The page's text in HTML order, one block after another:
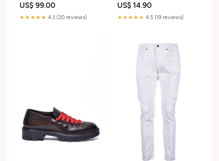
US$ 99.00
★★★★★ 4.3 (20 reviews)
US$ 14.90
★★★★★ 4.5 (19 reviews)